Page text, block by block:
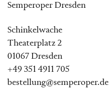
Semperoper Dresden
Schinkelwache
Theaterplatz 2
01067 Dresden
+49 351 4911 705
bestellung@semperoper.de